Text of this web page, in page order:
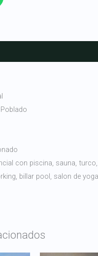
con piscina, sauna,
billar pool, salon de